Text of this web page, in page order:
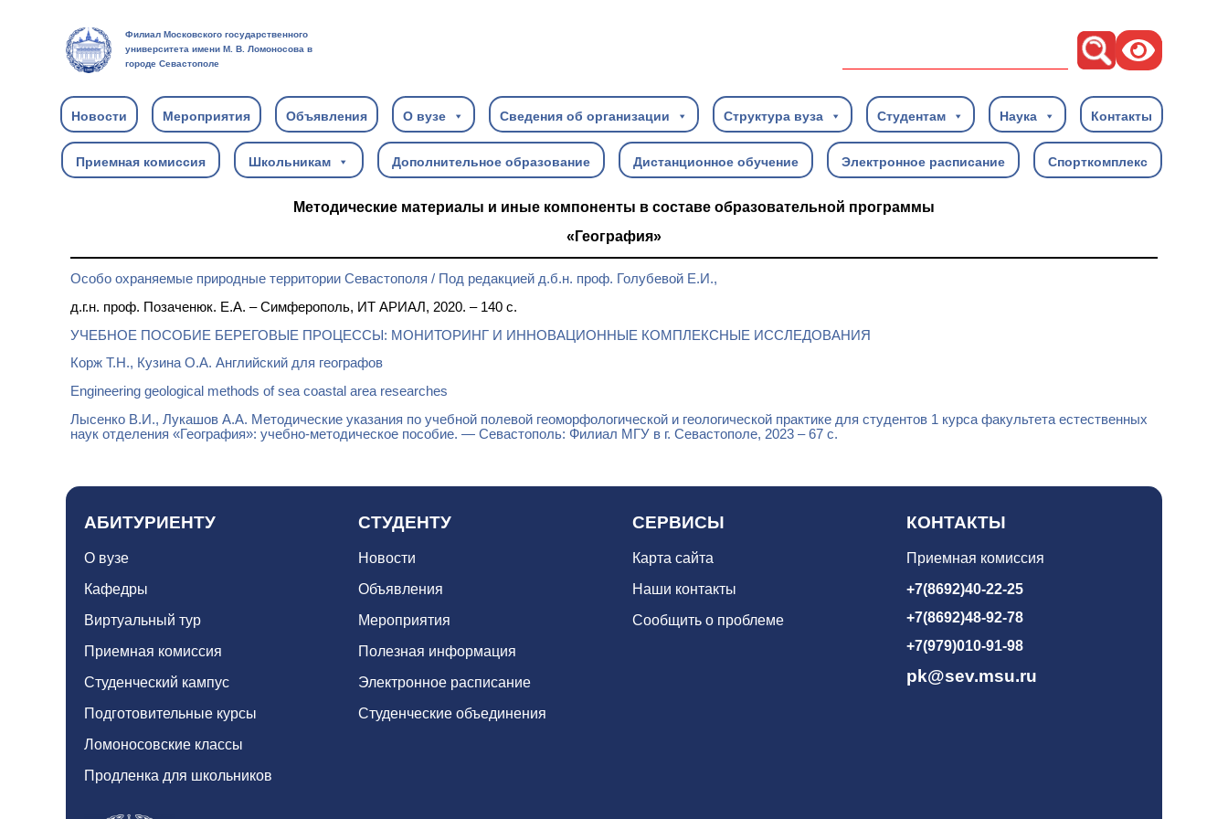
Филиал Московского государственного
университета имени М. В. Ломоносова в
городе Севастополе
Новости Мероприятия Объявления О вузе Сведения об организации Структура вуза Студентам Наука Контакты
Приемная комиссия Школьникам Дополнительное образование Дистанционное обучение Электронное расписание Спорткомплекс
Методические материалы и иные компоненты в составе образовательной программы
«География»
Особо охраняемые природные территории Севастополя / Под редакцией д.б.н. проф. Голубевой Е.И.,
д.г.н. проф. Позаченюк. Е.А. – Симферополь, ИТ АРИАЛ, 2020. – 140 с.
УЧЕБНОЕ ПОСОБИЕ БЕРЕГОВЫЕ ПРОЦЕССЫ: МОНИТОРИНГ И ИННОВАЦИОННЫЕ КОМПЛЕКСНЫЕ ИССЛЕДОВАНИЯ
Корж Т.Н., Кузина О.А. Английский для географов
Engineering geological methods of sea coastal area researches
Лысенко В.И., Лукашов А.А. Методические указания по учебной полевой геоморфологической и геологической практике для студентов 1 курса факультета естественных
наук отделения «География»: учебно-методическое пособие. — Севастополь: Филиал МГУ в г. Севастополе, 2023 – 67 с.
АБИТУРИЕНТУ
О вузе
Кафедры
Виртуальный тур
Приемная комиссия
Студенческий кампус
Подготовительные курсы
Ломоносовские классы
Продленка для школьников
СТУДЕНТУ
Новости
Объявления
Мероприятия
Полезная информация
Электронное расписание
Студенческие объединения
СЕРВИСЫ
Карта сайта
Наши контакты
Сообщить о проблеме
КОНТАКТЫ
Приемная комиссия
+7(8692)40-22-25
+7(8692)48-92-78
+7(979)010-91-98
pk@sev.msu.ru